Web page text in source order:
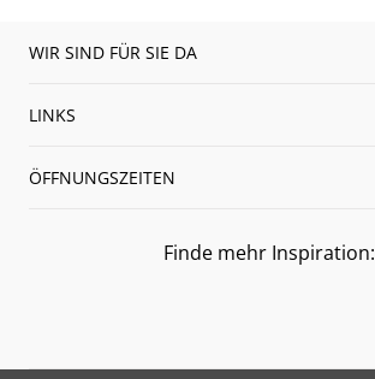
WIR SIND FÜR SIE DA
LINKS
ÖFFNUNGSZEITEN
Finde mehr Inspiration: